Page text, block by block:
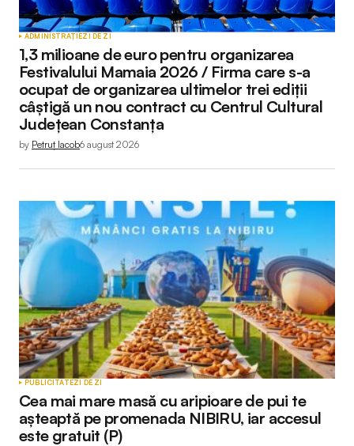
ADMINISTRAȚIEZI DE ZI
1,3 milioane de euro pentru organizarea
Festivalului Mamaia 2026 / Firma care s-a
ocupat de organizarea ultimelor trei ediții
câștigă un nou contract cu Centrul Cultural
Județean Constanța
by Petruț Iacob6 august 2026
PUBLICITATEZI DE ZI
Cea mai mare masă cu aripioare de pui te
așteaptă pe promenada NIBIRU, iar accesul
este gratuit (P)